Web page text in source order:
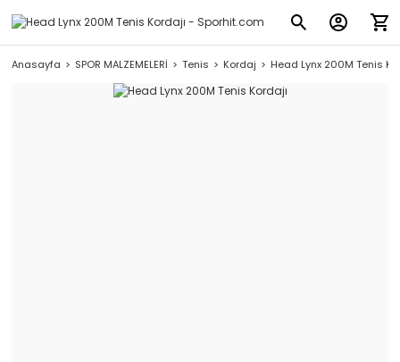
Anasayfa SPOR MALZEMELERİ Tenis Kordaj Head Lynx 200M Tenis